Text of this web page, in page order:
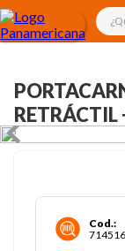
RETRÁCTIL
Cod.:
714516